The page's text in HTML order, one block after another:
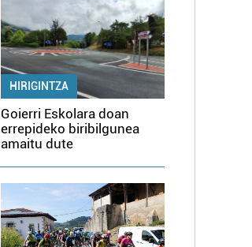
HIRIGINTZA
Goierri Eskolara doan
errepideko biribilgunea
amaitu dute